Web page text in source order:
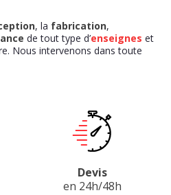
, la fabrication,
de tout type d’enseignes et
Nous intervenons dans toute
Devis
en 24h/48h